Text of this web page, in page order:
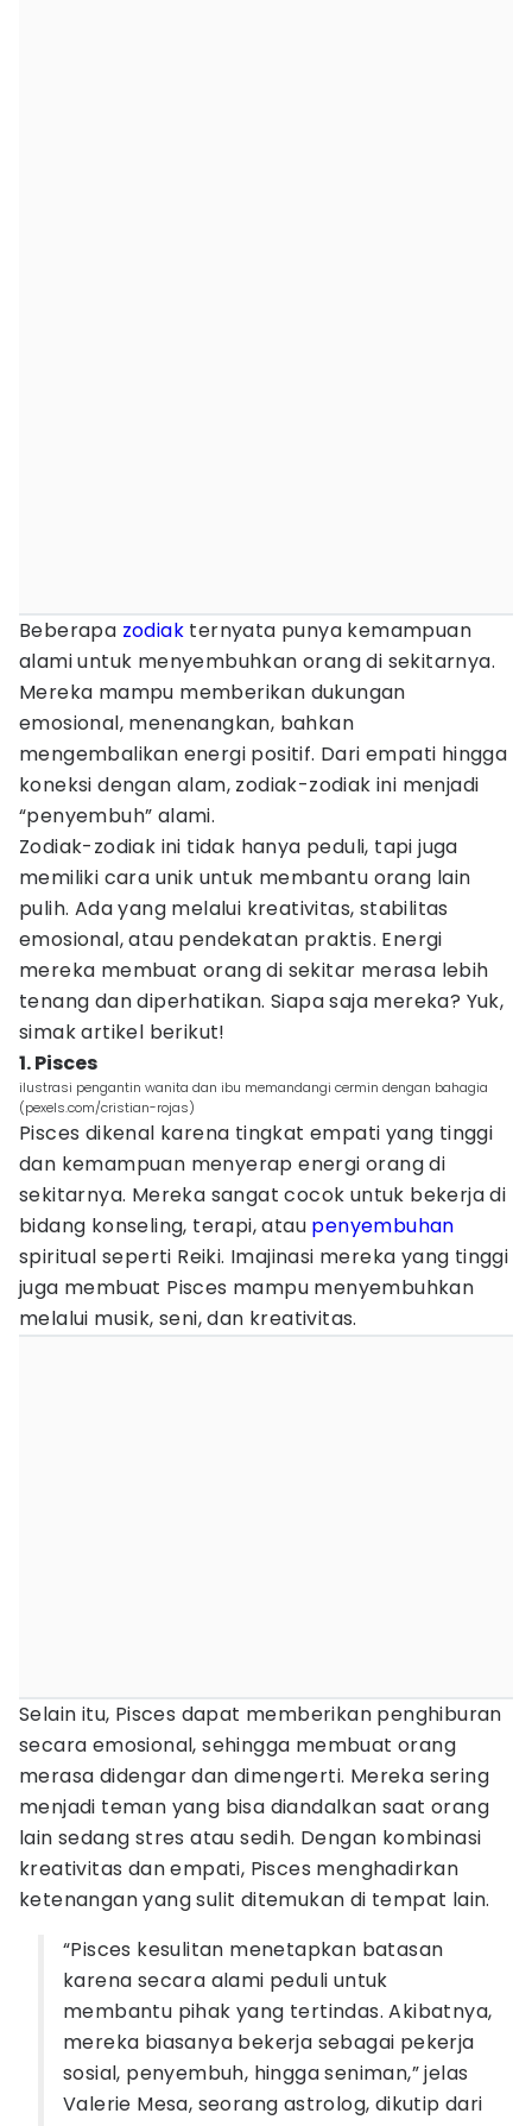
Beberapa zodiak ternyata punya kemampuan
alami untuk menyembuhkan orang di sekitarnya.
Mereka mampu memberikan dukungan
emosional, menenangkan, bahkan
mengembalikan energi positif. Dari empati hingga
koneksi dengan alam, zodiak-zodiak ini menjadi
“penyembuh” alami.
Zodiak-zodiak ini tidak hanya peduli, tapi juga
memiliki cara unik untuk membantu orang lain
pulih. Ada yang melalui kreativitas, stabilitas
emosional, atau pendekatan praktis. Energi
mereka membuat orang di sekitar merasa lebih
tenang dan diperhatikan. Siapa saja mereka? Yuk,
simak artikel berikut!
1. Pisces
ilustrasi pengantin wanita dan ibu memandangi cermin dengan bahagia
(pexels.com/cristian-rojas)
Pisces dikenal karena tingkat empati yang tinggi
dan kemampuan menyerap energi orang di
sekitarnya. Mereka sangat cocok untuk bekerja di
bidang konseling, terapi, atau penyembuhan
spiritual seperti Reiki. Imajinasi mereka yang tinggi
juga membuat Pisces mampu menyembuhkan
melalui musik, seni, dan kreativitas.
Selain itu, Pisces dapat memberikan penghiburan
secara emosional, sehingga membuat orang
merasa didengar dan dimengerti. Mereka sering
menjadi teman yang bisa diandalkan saat orang
lain sedang stres atau sedih. Dengan kombinasi
kreativitas dan empati, Pisces menghadirkan
ketenangan yang sulit ditemukan di tempat lain.
“Pisces kesulitan menetapkan batasan
karena secara alami peduli untuk
membantu pihak yang tertindas. Akibatnya,
mereka biasanya bekerja sebagai pekerja
sosial, penyembuh, hingga seniman,” jelas
Valerie Mesa, seorang astrolog, dikutip dari